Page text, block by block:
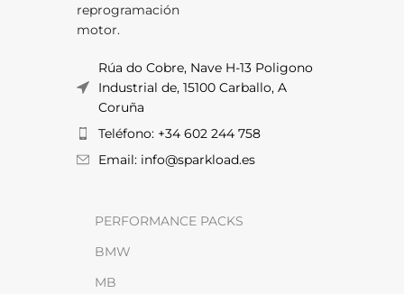
reprogramación
motor.
Rúa do Cobre, Nave H-13 Poligono
Industrial de, 15100 Carballo, A
Coruña
Teléfono: +34 602 244 758
Email: info@sparkload.es
PERFORMANCE PACKS
BMW
MB